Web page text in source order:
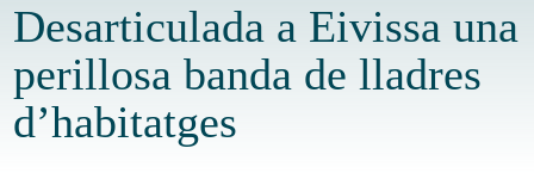
Desarticulada a Eivissa una
perillosa banda de lladres
d’habitatges